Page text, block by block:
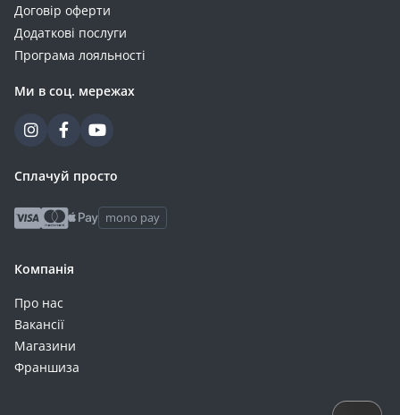
Договір оферти
Додаткові послуги
Програма лояльності
Ми в соц. мережах
Сплачуй просто
mono pay
Компанія
Про нас
Вакансії
Магазини
Франшиза